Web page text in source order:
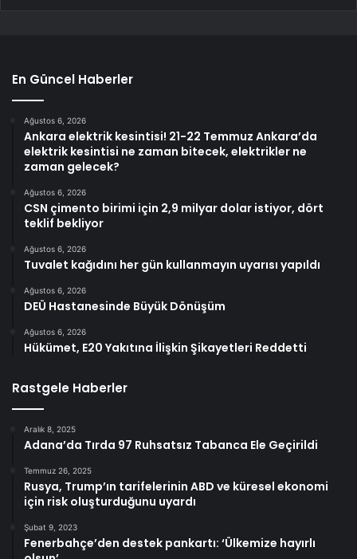
En Güncel Haberler
Ağustos 6, 2026
Ankara elektrik kesintisi! 21-22 Temmuz Ankara’da
elektrik kesintisi ne zaman bitecek, elektrikler ne
zaman gelecek?
Ağustos 6, 2026
CSN çimento birimi için 2,9 milyar dolar istiyor, dört
teklif bekliyor
Ağustos 6, 2026
Tuvalet kağıdını her gün kullanmayın uyarısı yapıldı
Ağustos 6, 2026
DEÜ Hastanesinde Büyük Dönüşüm
Ağustos 6, 2026
Hükümet, E20 Yakıtına İlişkin Şikayetleri Reddetti
Rastgele Haberler
Aralık 8, 2025
Adana’da Tırda 97 Ruhsatsız Tabanca Ele Geçirildi
Temmuz 26, 2025
Rusya, Trump’ın tarifelerinin ABD ve küresel ekonomi
için risk oluşturduğunu uyardı
Şubat 9, 2023
Fenerbahçe’den destek pankartı: ‘Ülkemize hayırlı